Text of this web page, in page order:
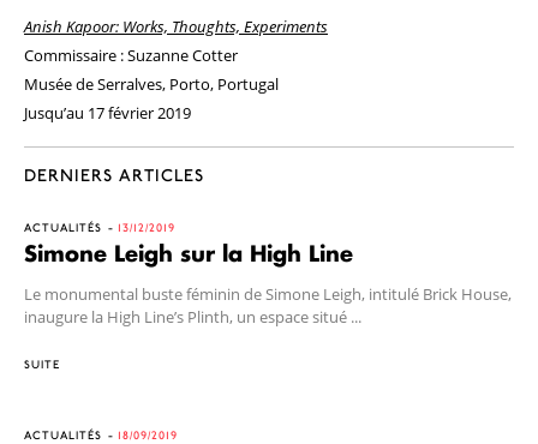
Anish Kapoor: Works, Thoughts, Experiments
Commissaire : Suzanne Cotter
Musée de Serralves, Porto, Portugal
Jusqu’au 17 février 2019
DERNIERS ARTICLES
ACTUALITÉS 13/12/2019
Simone Leigh sur la High Line
Le monumental buste féminin de Simone Leigh, intitulé Brick House,
inaugure la High Line’s Plinth, un espace situé ...
SUITE
ACTUALITÉS 18/09/2019